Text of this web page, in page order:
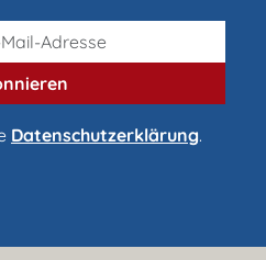
Datenschutzerklärung.